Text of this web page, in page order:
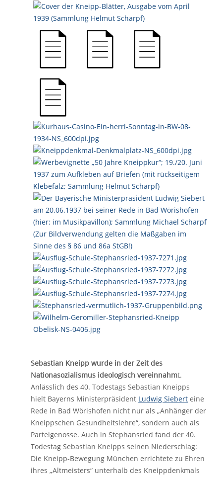
Sebastian Kneipp wurde in der Zeit des
Nationasozialismus ideologisch vereinnahmt.
Anlässlich des 40. Todestags Sebastian Kneipps
hielt Bayerns Ministerpräsident Ludwig Siebert eine
Rede in Bad Wörishofen nicht nur als „Anhänger der
Kneippschen Gesundheitslehre“, sondern auch als
Parteigenosse. Auch in Stephansried fand der 40.
Todestag Sebastian Kneipps seinen Niederschlag:
Die Kneipp-Bewegung München errichtete zu Ehren
ihres „Altmeisters“ unterhalb des Kneippdenkmals